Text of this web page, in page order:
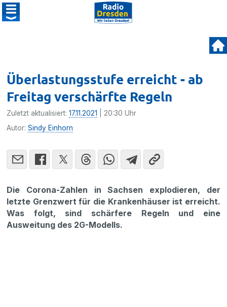
Überlastungsstufe erreicht - ab
Freitag verschärfte Regeln
Zuletzt aktualisiert:17.11.2021
| 20:30 Uhr
Autor:Sindy Einhorn
Die Corona-Zahlen in Sachsen explodieren, der
letzte Grenzwert für die Krankenhäuser ist erreicht.
Was folgt, sind schärfere Regeln und eine
Ausweitung des 2G-Modells.